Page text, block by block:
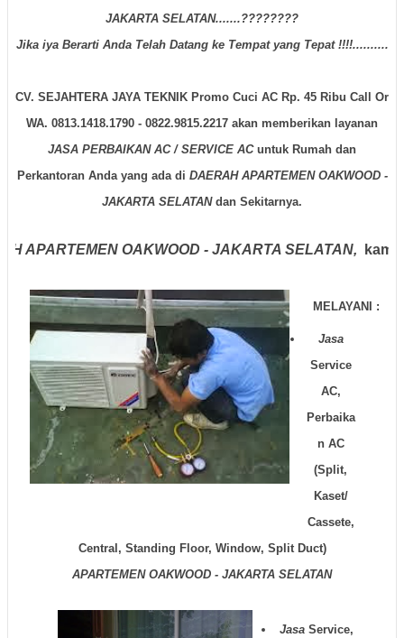
JAKARTA SELATAN.......????????
Jika iya Berarti Anda Telah Datang ke Tempat yang Tepat !!!!..........
CV. SEJAHTERA JAYA TEKNIK Promo Cuci AC Rp. 45 Ribu Call Or
WA. 0813.1418.1790 - 0822.9815.2217 akan memberikan layanan
JASA PERBAIKAN AC / SERVICE ACuntuk Rumah dan
Perkantoran Anda yang ada di DAERAH APARTEMEN OAKWOOD -
JAKARTA SELATANdan Sekitarnya.
DAERAH APARTEMEN OAKWOOD - JAKARTA SELATAN,
MELAYANI :
Jasa
Service
AC,
Perbaika
n AC
(Split,
Kaset/
Cassete,
Central, Standing Floor, Window, Split Duct)
APARTEMEN OAKWOOD - JAKARTA SELATAN
JasaService,